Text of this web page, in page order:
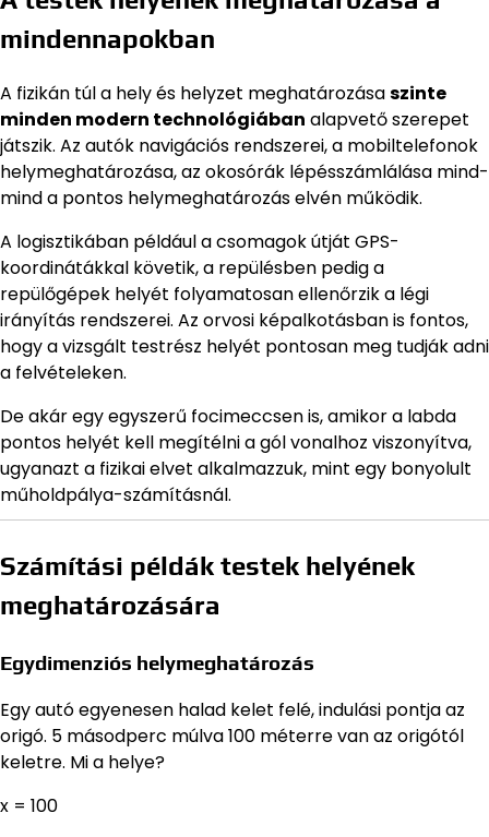
mindennapokban
A fizikán túl a hely és helyzet meghatározásaszinte
minden modern technológiában alapvető szerepet
játszik. Az autók navigációs rendszerei, a mobiltelefonok
helymeghatározása, az okosórák lépésszámlálása mind-
mind a pontos helymeghatározás elvén működik.
A logisztikában például a csomagok útját GPS-
koordinátákkal követik, a repülésben pedig a
repülőgépek helyét folyamatosan ellenőrzik a légi
irányítás rendszerei. Az orvosi képalkotásban is fontos,
hogy a vizsgált testrész helyét pontosan meg tudják adni
a felvételeken.
De akár egy egyszerű focimeccsen is, amikor a labda
pontos helyét kell megítélni a gól vonalhoz viszonyítva,
ugyanazt a fizikai elvet alkalmazzuk, mint egy bonyolult
műholdpálya-számításnál.
Számítási példák testek helyének
meghatározására
Egydimenziós helymeghatározás
Egy autó egyenesen halad kelet felé, indulási pontja az
origó. 5 másodperc múlva 100 méterre van az origótól
keletre. Mi a helye?
x = 100